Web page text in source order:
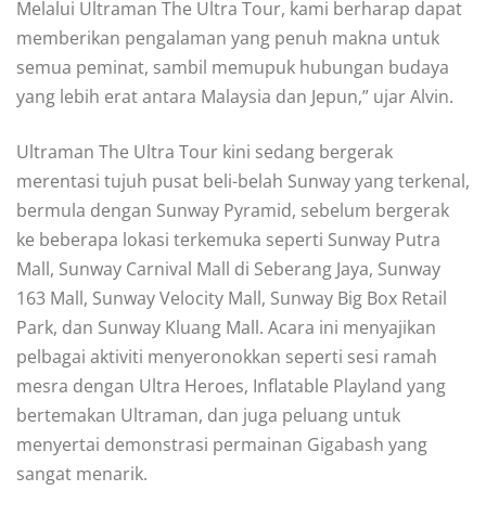
Melalui Ultraman The Ultra Tour, kami berharap dapat
memberikan pengalaman yang penuh makna untuk
semua peminat, sambil memupuk hubungan budaya
yang lebih erat antara Malaysia dan Jepun,” ujar Alvin.
Ultraman The Ultra Tour kini sedang bergerak
merentasi tujuh pusat beli-belah Sunway yang terkenal,
bermula dengan Sunway Pyramid, sebelum bergerak
ke beberapa lokasi terkemuka seperti Sunway Putra
Mall, Sunway Carnival Mall di Seberang Jaya, Sunway
163 Mall, Sunway Velocity Mall, Sunway Big Box Retail
Park, dan Sunway Kluang Mall. Acara ini menyajikan
pelbagai aktiviti menyeronokkan seperti sesi ramah
mesra dengan Ultra Heroes, Inflatable Playland yang
bertemakan Ultraman, dan juga peluang untuk
menyertai demonstrasi permainan Gigabash yang
sangat menarik.